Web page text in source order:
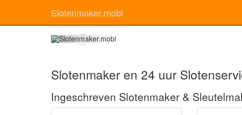
Slotenmaker.mobi
Slotenmaker en 24 uur
Ingeschreven Slotenmaker &